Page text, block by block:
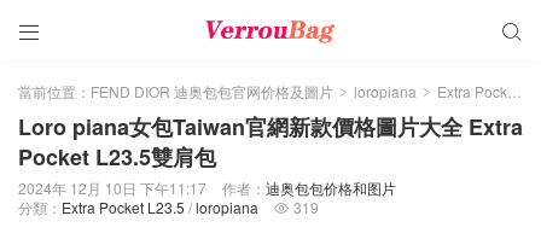
 
當前位置： FEND DIOR 迪奥包包官网价格及圖片 > loropiana > Extra Pocket L23.5
Loro piana女包Taiwan官網新款價格圖片大全 Extra
Pocket L23.5雙肩包
2024年 12月 10日 下午11:17 作者： 迪奥包包价格和图片
分類： Extra Pocket L23.5 /loropiana  319